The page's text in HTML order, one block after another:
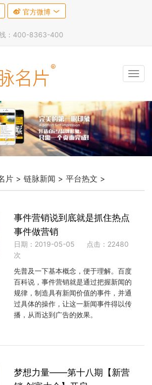
 官方微博 
线：400-8363-400
片 > 链脉新闻 > 平台热文 >
事件营销说到底就是抓住热点
事件做营销
日期：2019-05-05
点击：22480
次
先普及一下基本概念，便于理解。百度
百科说，事件营销就是通过把握新闻的
规律，制造具有新闻价值的事件，并通
过具体的操作，让这一新闻事件得以传
播，从而达到广告的效果。
梦想力量——第十八期【新营